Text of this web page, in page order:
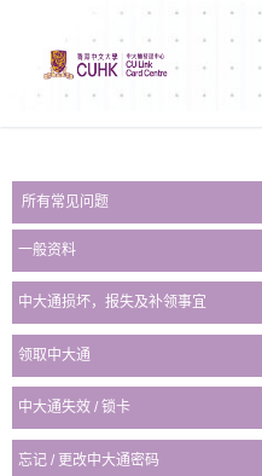
所有常见问题
一般资料
中大通损坏，报失及补领事宜
领取中大通
中大通失效 / 锁卡
忘记 / 更改中大通密码